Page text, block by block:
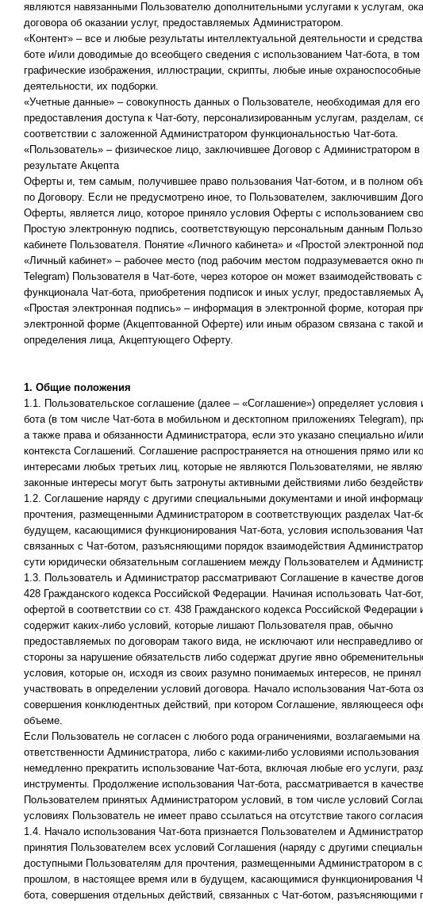
являются навязанными Пользователю дополнительными услугами к услугам,
договора об оказании услуг, предоставляемых Администратором.
«Контент» – все и любые результаты интеллектуальной деятельности и
боте и/или доводимые до всеобщего сведения с использованием Чат-бота, в
графические изображения, иллюстрации, скрипты, любые иные охраноспособные
деятельности, их подборки.
«Учетные данные» – совокупность данных о Пользователе, необходимая для его
предоставления доступа к Чат-боту, персонализированным услугам, разделам,
соответствии с заложенной Администратором функциональностью Чат-бота.
«Пользователь» – физическое лицо, заключившее Договор с Администратором
результате Акцепта
Оферты и, тем самым, получившее право пользования Чат-ботом, и в полном
по Договору. Если не предусмотрено иное, то Пользователем, заключившим
Оферты, является лицо, которое приняло условия Оферты с использованием
Простую электронную подпись, соответствующую персональным данным
кабинете Пользователя. Понятие «Личного кабинета» и «Простой электронной
«Личный кабинет» – рабочее место (под рабочим местом подразумевается окно
Telegram) Пользователя в Чат-боте, через которое он может взаимодействовать
функционала Чат-бота, приобретения подписок и иных услуг, предоставляемых
«Простая электронная подпись» – информация в электронной форме, которая
электронной форме (Акцептованной Оферте) или иным образом связана с такой
определения лица, Акцептующего Оферту.
1. Общие положения
1.1. Пользовательское соглашение (далее – «Соглашение») определяет
бота (в том числе Чат-бота в мобильном и десктопном приложениях Telegram),
а также права и обязанности Администратора, если это указано специально и/
контекста Соглашений. Соглашение распространяется на отношения прямо или
интересами любых третьих лиц, которые не являются Пользователями, не
законные интересы могут быть затронуты активными действиями либо
1.2. Соглашение наряду с другими специальными документами и иной
прочтения, размещенными Администратором в соответствующих разделах Чат-
будущем, касающимися функционирования Чат-бота, условия использования
связанных с Чат-ботом, разъясняющими порядок взаимодействия
сути юридически обязательным соглашением между Пользователем и
1.3. Пользователь и Администратор рассматривают Соглашение в качестве
428 Гражданского кодекса Российской Федерации. Начиная использовать Чат-
офертой в соответствии со ст. 438 Гражданского кодекса Российской
содержит каких-либо условий, которые лишают Пользователя прав, обычно
предоставляемых по договорам такого вида, не исключают или несправедливо
стороны за нарушение обязательств либо содержат другие явно
условия, которые он, исходя из своих разумно понимаемых интересов, не
участвовать в определении условий договора. Начало использования Чат-бота
совершения конклюдентных действий, при котором Соглашение, являющееся
объеме.
Если Пользователь не согласен с любого рода ограничениями, возлагаемыми на
ответственности Администратора, либо с какими-либо условиями
немедленно прекратить использование Чат-бота, включая любые его услуги,
инструменты. Продолжение использования Чат-бота, рассматривается в
Пользователем принятых Администратором условий, в том числе условий
условиях Пользователь не имеет право ссылаться на отсутствие такого
1.4. Начало использования Чат-бота признается Пользователем и
принятия Пользователем всех условий Соглашения (наряду с другими
доступными Пользователям для прочтения, размещенными Администратором в
прошлом, в настоящее время или в будущем, касающимися функционирования
бота, совершения отдельных действий, связанных с Чат-ботом, разъясняющими